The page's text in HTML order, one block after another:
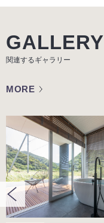
GALLERY
関連するギャラリー
MORE